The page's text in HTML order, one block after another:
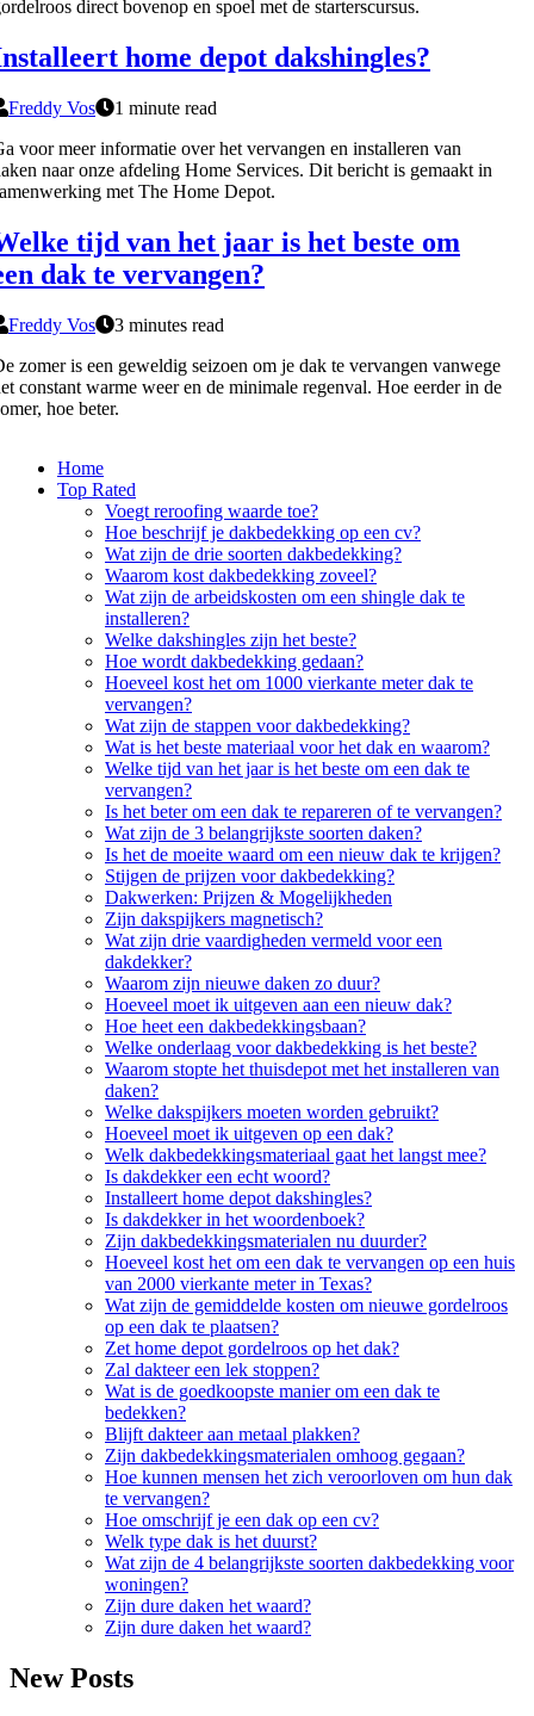
direct bovenop en spoel met de starterscursus.
home depot dakshingles?
Freddy Vos
1 minute read
voor meer informatie over het vervangen en installeren van
naar onze afdeling Home Services. Dit bericht is gemaakt in
met The Home Depot.
tijd van het jaar is het beste om
dak te vervangen?
Freddy Vos
3 minutes read
zomer is een geweldig seizoen om je dak te vervangen vanwege
constant warme weer en de minimale regenval. Hoe eerder in de
hoe beter.
Home
Top Rated
Voegt reroofing waarde toe?
Hoe beschrijf je dakbedekking op een cv?
Wat zijn de drie soorten dakbedekking?
Waarom kost dakbedekking zoveel?
Wat zijn de arbeidskosten om een shingle dak te
installeren?
Welke dakshingles zijn het beste?
Hoe wordt dakbedekking gedaan?
Hoeveel kost het om 1000 vierkante meter dak te
vervangen?
Wat zijn de stappen voor dakbedekking?
Wat is het beste materiaal voor het dak en waarom?
Welke tijd van het jaar is het beste om een dak te
vervangen?
Is het beter om een dak te repareren of te vervangen?
Wat zijn de 3 belangrijkste soorten daken?
Is het de moeite waard om een nieuw dak te krijgen?
Stijgen de prijzen voor dakbedekking?
Dakwerken: Prijzen & Mogelijkheden
Zijn dakspijkers magnetisch?
Wat zijn drie vaardigheden vermeld voor een
dakdekker?
Waarom zijn nieuwe daken zo duur?
Hoeveel moet ik uitgeven aan een nieuw dak?
Hoe heet een dakbedekkingsbaan?
Welke onderlaag voor dakbedekking is het beste?
Waarom stopte het thuisdepot met het installeren van
daken?
Welke dakspijkers moeten worden gebruikt?
Hoeveel moet ik uitgeven op een dak?
Welk dakbedekkingsmateriaal gaat het langst mee?
Is dakdekker een echt woord?
Installeert home depot dakshingles?
Is dakdekker in het woordenboek?
Zijn dakbedekkingsmaterialen nu duurder?
Hoeveel kost het om een dak te vervangen op een huis
van 2000 vierkante meter in Texas?
Wat zijn de gemiddelde kosten om nieuwe gordelroos
op een dak te plaatsen?
Zet home depot gordelroos op het dak?
Zal dakteer een lek stoppen?
Wat is de goedkoopste manier om een dak te
bedekken?
Blijft dakteer aan metaal plakken?
Zijn dakbedekkingsmaterialen omhoog gegaan?
Hoe kunnen mensen het zich veroorloven om hun dak
te vervangen?
Hoe omschrijf je een dak op een cv?
Welk type dak is het duurst?
Wat zijn de 4 belangrijkste soorten dakbedekking voor
woningen?
Zijn dure daken het waard?
Zijn dure daken het waard?
New Posts